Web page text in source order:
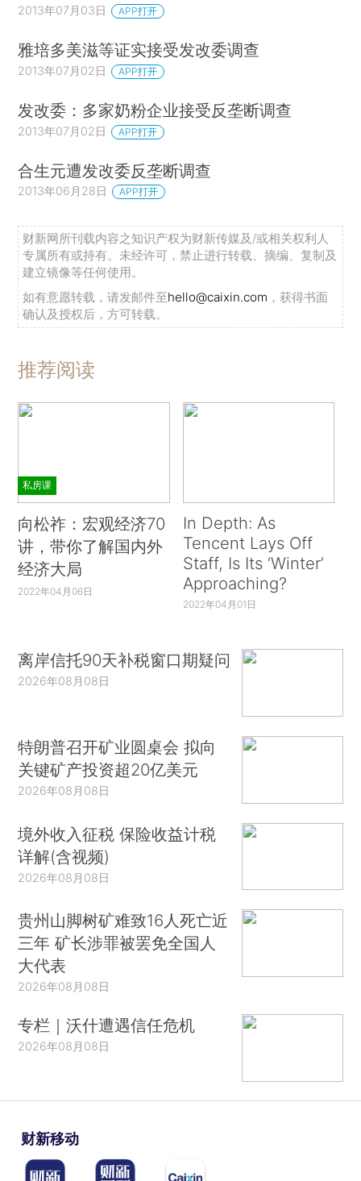
2013年07月03日 APP打开
雅培多美滋等证实接受发改委调查
2013年07月02日 APP打开
发改委：多家奶粉企业接受反垄断调查
2013年07月02日 APP打开
合生元遭发改委反垄断调查
2013年06月28日 APP打开
财新网所刊载内容之知识产权为财新传媒及/或相关权利人
专属所有或持有。未经许可，禁止进行转载、摘编、复制及
建立镜像等任何使用。
如有意愿转载，请发邮件至hello@caixin.com ，获得书面
确认及授权后，方可转载。
推荐阅读
私房课
向松祚：宏观经济70
讲，带你了解国内外
经济大局
2022年04月06日
In Depth: As
Tencent Lays Off
Staff, Is Its ‘Winter’
Approaching?
2022年04月01日
离岸信托90天补税窗口期疑问
2026年08月08日
特朗普召开矿业圆桌会 拟向
关键矿产投资超20亿美元
2026年08月08日
境外收入征税 保险收益计税
详解(含视频)
2026年08月08日
贵州山脚树矿难致16人死亡近
三年 矿长涉罪被罢免全国人
大代表
2026年08月08日
专栏｜沃什遭遇信任危机
2026年08月08日
财新移动